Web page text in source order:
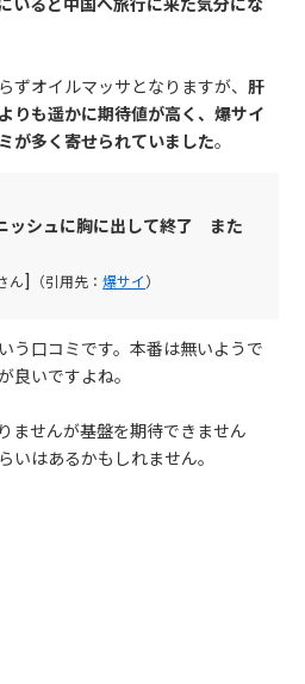
ずオイルマッサとなりますが、肝
りも遥かに期待値が高く、爆サイ
が多く寄せられていました。
ッシュに胸に出して終了 また
]（引用先：爆サイ）
う口コミです。本番は無いようで
良いですよね。
ませんが基盤を期待できません
いはあるかもしれません。